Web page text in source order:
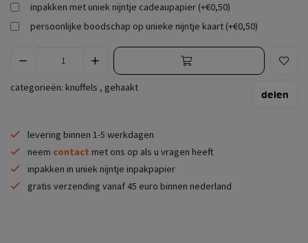
inpakken met uniek nijntje cadeaupapier (+€0,50)
persoonlijke boodschap op unieke nijntje kaart (+€0,50)
categorieën: knuffels , gehaakt
delen
levering binnen 1-5 werkdagen
neem contact met ons op als u vragen heeft
inpakken in uniek nijntje inpakpapier
gratis verzending vanaf 45 euro binnen nederland